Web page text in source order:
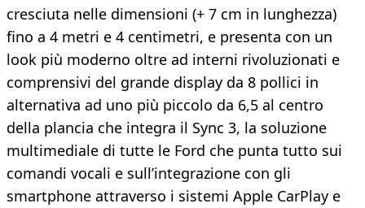
cresciuta nelle dimensioni (+ 7 cm in lunghezza)
fino a 4 metri e 4 centimetri, e presenta con un
look più moderno oltre ad interni rivoluzionati e
comprensivi del grande display da 8 pollici in
alternativa ad uno più piccolo da 6,5 al centro
della plancia che integra il Sync 3, la soluzione
multimediale di tutte le Ford che punta tutto sui
comandi vocali e sull’integrazione con gli
smartphone attraverso i sistemi Apple CarPlay e